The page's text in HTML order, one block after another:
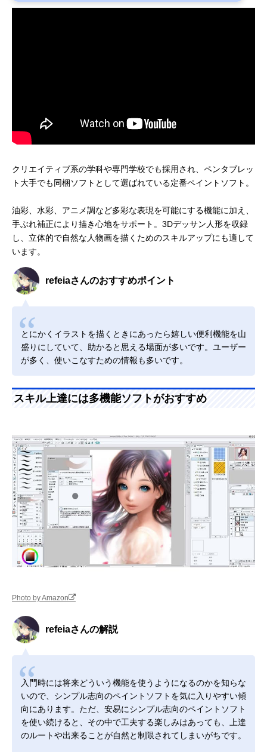
クリエイティブ系の学科や専門学校でも採用され、ペンタブレッ
ト大手でも同梱ソフトとして選ばれている定番ペイントソフト。
油彩、水彩、アニメ調など多彩な表現を可能にする機能に加え、
手ぶれ補正により描き心地をサポート。3Dデッサン人形を収録
し、立体的で自然な人物画を描くためのスキルアップにも適して
います。
refeiaさんのおすすめポイント
とにかくイラストを描くときにあったら嬉しい便利機能を山
盛りにしていて、助かると思える場面が多いです。ユーザー
が多く、使いこなすための情報も多いです。
スキル上達には多機能ソフトがおすすめ
Photo by Amazon
refeiaさんの解説
入門時には将来どういう機能を使うようになるのかを知らな
いので、シンプル志向のペイントソフトを気に入りやすい傾
向にあります。ただ、安易にシンプル志向のペイントソフト
を使い続けると、その中で工夫する楽しみはあっても、上達
のルートや出来ることが自然と制限されてしまいがちです。